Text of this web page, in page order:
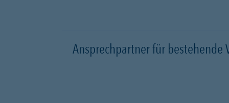
Ansprechpartner für bestehende